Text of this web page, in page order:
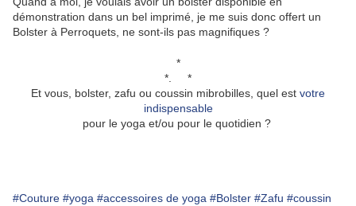
démonstration dans un bel imprimé, je me suis donc offert un
Bolster à Perroquets, ne sont-ils pas magnifiques ?
*
*. *
Et vous, bolster, zafu ou coussin mibrobilles, quel est votre
indispensable
pour le yoga et/ou pour le quotidien ?
#Couture #yoga #accessoires de yoga #Bolster #Zafu #coussin